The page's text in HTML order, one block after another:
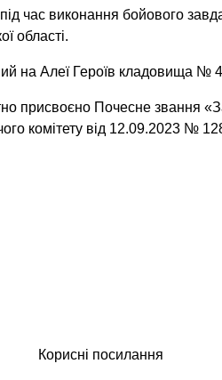
час виконання бойового
області.
на Алеї Героїв кладовища №
присвоєно Почесне звання
комітету від 12.09.2023 №
Корисні посилання